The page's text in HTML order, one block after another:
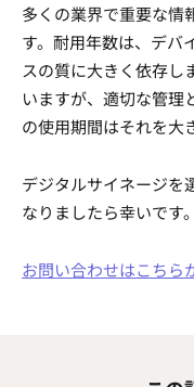
多くの業界で重要な情
す。耐用年数は、デバ
スの質に大きく依存し
いますが、適切な管理
の使用期間はそれを大
デジタルサイネージを
なりましたら幸いです。
お問い合わせはこちら